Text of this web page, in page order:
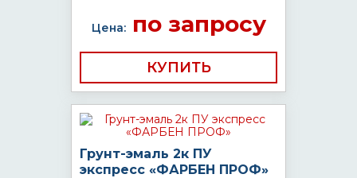
Цена:по запросу
КУПИТЬ
Грунт-эмаль 2к ПУ
экспресс «ФАРБЕН ПРОФ»